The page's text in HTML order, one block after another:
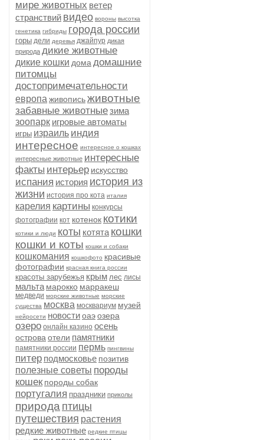
мире животных ветер
странствий видео вороны высотка
генетика гибриды города россии
горы дели деревья джайпур дикая
природа дикие животные
дикие кошки дома домашние
питомцы
достопримечательности
европа живописьживотные
забавные животныезима
зоопарк игровые автоматы
игры израиль индия
интересное интересное о кошках
интересные животные интересные
факты интерьер искусство
испания история история из
жизни история про кота италия
карелия картины конкурсы
фотографии кот котенок котики
котики и люди коты котята кошки
кошки и коты кошки и собаки
кошкомания кошкофото красивые
фотографии красная книга россии
красоты зарубежья крым лес лисы
мальта марокко марракеш
медведи морские животные морские
существа москва москвариум музей
нейросети новостиоаэозера
озеро онлайн казино осень
острова отели памятники
памятники россии пермь пингвины
питер подмосковье позитив
полезные советы породы
кошек породы собак
португалия праздники приколы
природа птицы
путешествия растения
редкие животные редкие птицы